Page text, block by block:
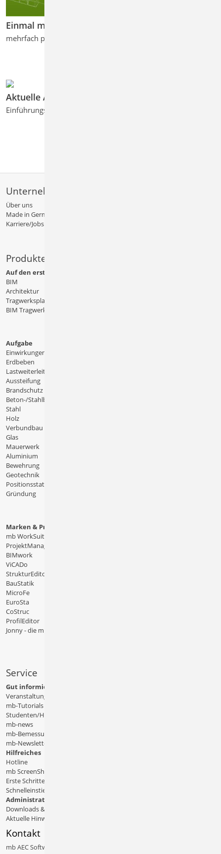
Einmal modelliert ...
mehrfach profitiert: Das zentrale Strukturmodell
Aktuelle Angebote
Einführungspreise neuer Produkte und attraktive Angebote ...
Unternehmen
Über uns
Made in Germany
Karriere/Jobs
Produkte
Auf den ersten Blick
BIM
Architektur
Tragwerksplanung
BIM Tragwerksplanung
Aufgabe
Einwirkungen
Erdbeben
Lastweiterleitung
Aussteifung
Brandschutz
Beton-/Stahlbeton
Stahl
Holz
Verbundbau
Glas
Mauerwerk
Aluminium
Bewehrung
Geotechnik
Positionsstatik
Gründung
Marken & Produkte
mb WorkSuite
ProjektManager
BIMwork
ViCADo
StrukturEditor
BauStatik
MicroFe
EuroSta
CoStruc
ProfilEditor
Jonny - die mb-App
Service
Gut informiert
Veranstaltungen
mb-Tutorials
Studenten/Hochschule
mb-news
mb-Bemessungstafeln
mb-Newsletter
Hilfreiches
Hotline
mb ScreenShare
Erste Schritte
Schnelleinstiege & Doku
Administratives
Downloads & Patches
Aktuelle Hinweise
Kontakt
mb AEC Software GmbH